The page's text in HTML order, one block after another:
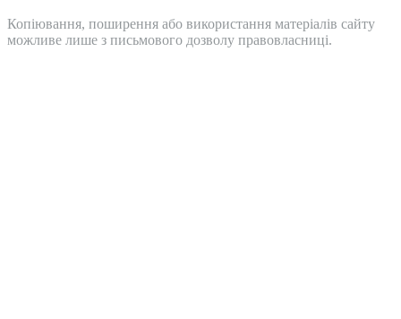
Копіювання, поширення або використання матеріалів сайту
можливе лише з письмового дозволу правовласниці.